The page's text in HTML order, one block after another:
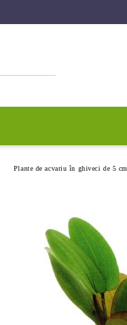
Plante de acvariu în ghiveci de 5 cm